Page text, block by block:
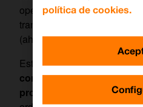
operadora AT&T. Por aquel
transmisión era de tan solo
(ahora los hay de hasta 10
Este hardwareesencial para
convierte la señal
proveedor de internet (ISP)
política de cookies.